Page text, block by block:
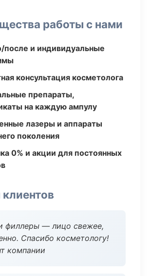
работы с нами
после и индивидуальные
консультация косметолога
препараты,
на каждую ампулу
лазеры и аппараты
поколения
0% и акции для постоянных
филлеры — лицо свежее,
Спасибо косметологу!
компании